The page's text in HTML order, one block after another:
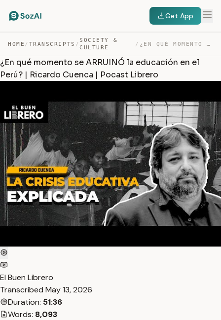
Get App
HOME / TRANSCRIPTS /
SOCIETY &
CULTURE
/ ¿EN QUÉ MOMENTO SE ARRUINÓ LA EDUCACIÓN EN EL PERÚ? | R… — TRANSCRIPT
¿En qué momento se ARRUINÓ la educación en el
Perú? | Ricardo Cuenca | Pocast Librero
El Buen Librero
Transcribed May 13, 2026
Duration: 51:36
Words: 8,093